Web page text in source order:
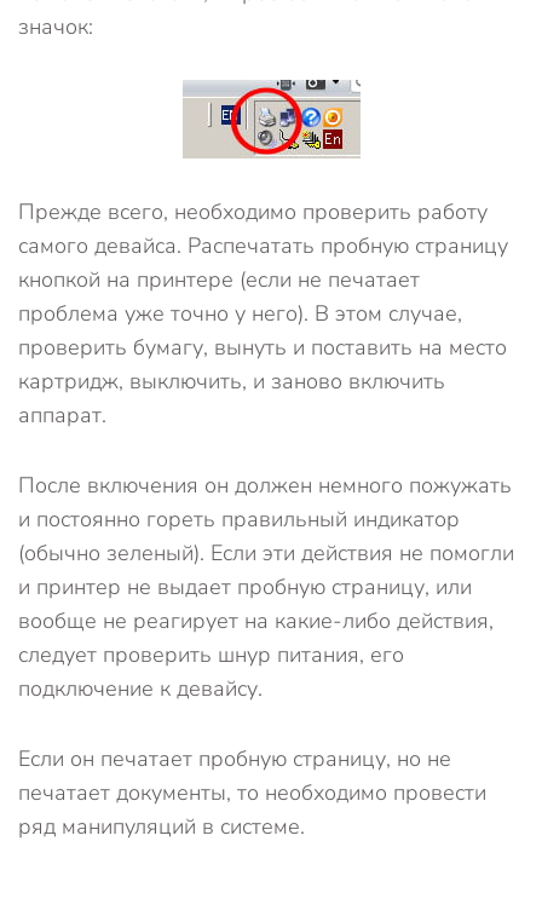
значок:
Прежде всего, необходимо проверить работу
самого девайса. Распечатать пробную страницу
кнопкой на принтере (если не печатает
проблема уже точно у него). В этом случае,
проверить бумагу, вынуть и поставить на место
картридж, выключить, и заново включить
аппарат.
После включения он должен немного пожужать
и постоянно гореть правильный индикатор
(обычно зеленый). Если эти действия не помогли
и принтер не выдает пробную страницу, или
вообще не реагирует на какие-либо действия,
следует проверить шнур питания, его
подключение к девайсу.
Если он печатает пробную страницу, но не
печатает документы, то необходимо провести
ряд манипуляций в системе.